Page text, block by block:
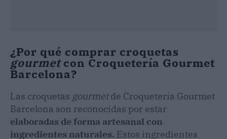
¿Por qué comprar croquetas
gourmetcon Croquetería Gourmet
Barcelona?
Las croquetas gourmetde Croquetería Gourmet
Barcelona son reconocidas por estar
elaboradas de forma artesanal con
ingredientes naturales. Estos ingredientes